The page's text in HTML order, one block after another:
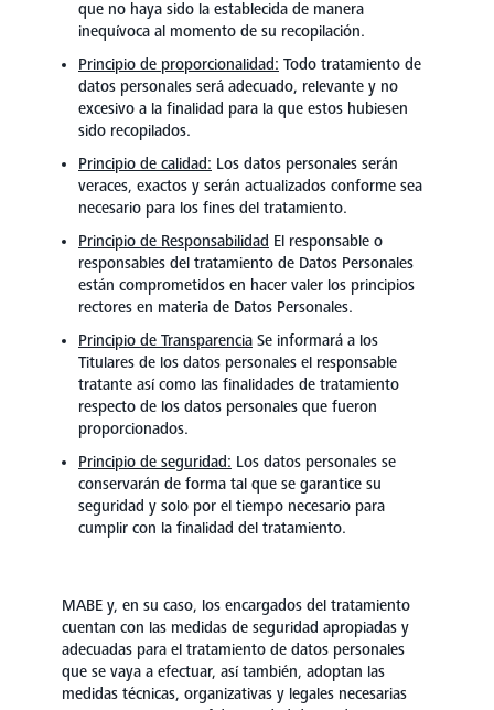
que no haya sido la establecida de manera
inequívoca al momento de su recopilación.
Principio de proporcionalidad: Todo tratamiento de
datos personales será adecuado, relevante y no
excesivo a la finalidad para la que estos hubiesen
sido recopilados.
Principio de calidad: Los datos personales serán
veraces, exactos y serán actualizados conforme sea
necesario para los fines del tratamiento.
Principio de Responsabilidad El responsable o
responsables del tratamiento de Datos Personales
están comprometidos en hacer valer los principios
rectores en materia de Datos Personales.
Principio de Transparencia Se informará a los
Titulares de los datos personales el responsable
tratante así como las finalidades de tratamiento
respecto de los datos personales que fueron
proporcionados.
Principio de seguridad: Los datos personales se
conservarán de forma tal que se garantice su
seguridad y solo por el tiempo necesario para
cumplir con la finalidad del tratamiento.
MABE y, en su caso, los encargados del tratamiento
cuentan con las medidas de seguridad apropiadas y
adecuadas para el tratamiento de datos personales
que se vaya a efectuar, así también, adoptan las
medidas técnicas, organizativas y legales necesarias